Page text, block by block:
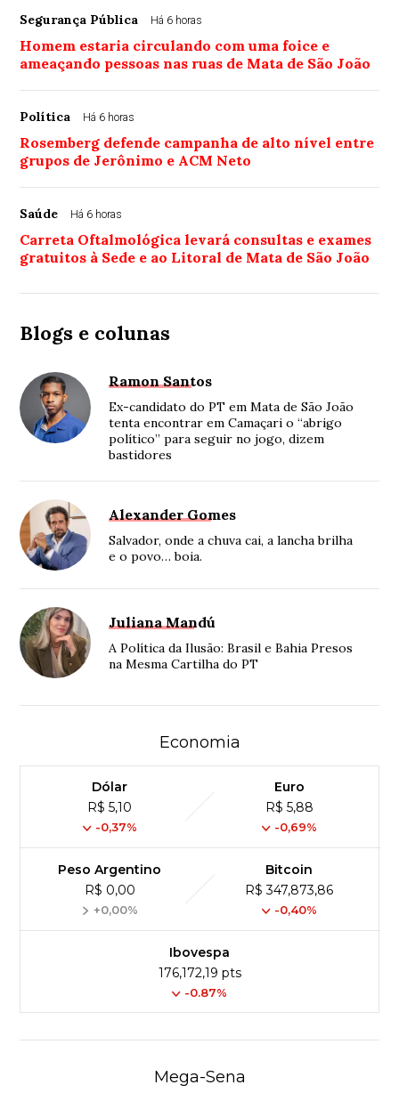
Segurança Pública Há 6 horas
Homem estaria circulando com uma foice e
ameaçando pessoas nas ruas de Mata de São João
Política Há 6 horas
Rosemberg defende campanha de alto nível entre
grupos de Jerônimo e ACM Neto
Saúde Há 6 horas
Carreta Oftalmológica levará consultas e exames
gratuitos à Sede e ao Litoral de Mata de São João
Blogs e colunas
Ramon Santos
Ex-candidato do PT em Mata de São João
tenta encontrar em Camaçari o “abrigo
político” para seguir no jogo, dizem
bastidores
Alexander Gomes
Salvador, onde a chuva cai, a lancha brilha
e o povo… boia.
Juliana Mandú
A Política da Ilusão: Brasil e Bahia Presos
na Mesma Cartilha do PT
Economia
Dólar
R$ 5,10
-0,37%
Euro
R$ 5,88
-0,69%
Peso Argentino
R$ 0,00
+0,00%
Bitcoin
R$ 347,873,86
-0,40%
Ibovespa
176,172,19 pts
-0.87%
Mega-Sena